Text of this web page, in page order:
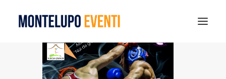
MONTELUPO SPORT DAYS 2026